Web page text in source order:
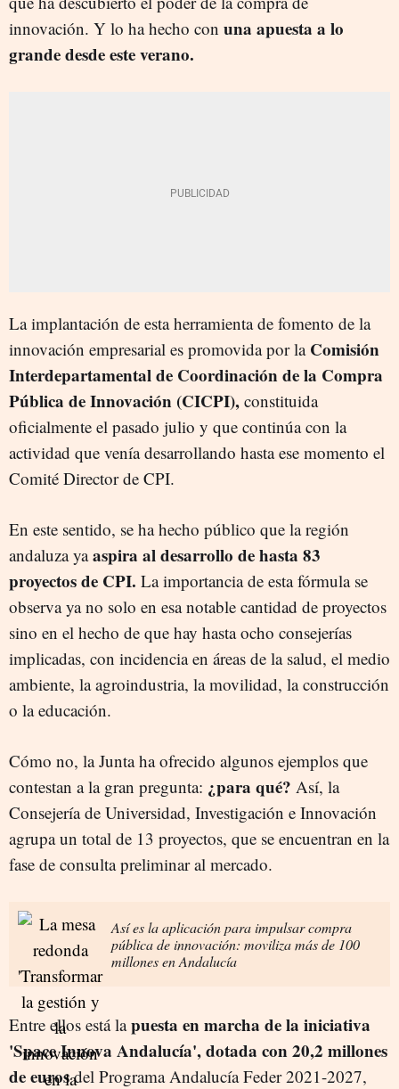
innovación. Y lo ha hecho con una apuesta a lo
grande desde este verano.
La implantación de esta herramienta de fomento de la
innovación empresarial es promovida por la Comisión
Interdepartamental de Coordinación de la Compra
Pública de Innovación (CICPI), constituida
oficialmente el pasado julio y que continúa con la
actividad que venía desarrollando hasta ese momento el
Comité Director de CPI.
En este sentido, se ha hecho público que la región
andaluza yaaspira al desarrollo de hasta 83
proyectos de CPI. La importancia de esta fórmula se
observa ya no solo en esa notable cantidad de proyectos
sino en el hecho de que hay hasta ocho consejerías
implicadas, con incidencia en áreas de la salud, el medio
ambiente, la agroindustria, la movilidad, la construcción
o la educación.
Cómo no, la Junta ha ofrecido algunos ejemplos que
contestan a la gran pregunta: ¿para qué? Así, la
Consejería de Universidad, Investigación e Innovación
agrupa un total de 13 proyectos, que se encuentran en la
fase de consulta preliminar al mercado.
Así es la aplicación para impulsar compra
pública de innovación: moviliza más de 100
millones en Andalucía
Entre ellos está lapuesta en marcha de la iniciativa
'Space Innova Andalucía', dotada con 20,2 millones
de eurosdel Programa Andalucía Feder 2021-2027,